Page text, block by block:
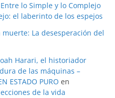
lo Simple y lo Complejo
el laberinto de los espejos
muerte: La desesperación del
Harari, el historiador
de las máquinas –
ESTADO PURO en
de la vida